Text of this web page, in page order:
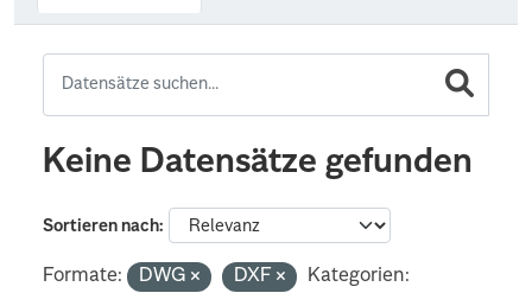
Keine Datensätze gefunden
Sortieren nach
Formate: DWG DXF
Kategorien: